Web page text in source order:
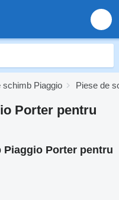
schimb Piaggio Piese de
Porter pentru
Piaggio Porter pentru